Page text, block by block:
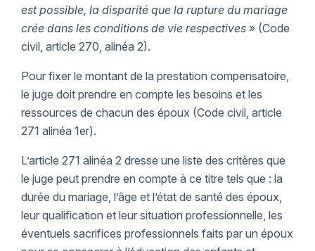
est possible, la disparité que la rupture du mariage
crée dans les conditions de vie respectives» (Code
civil, article 270, alinéa 2).
Pour fixer le montant de la prestation compensatoire,
le juge doit prendre en compte les besoins et les
ressources de chacun des époux (Code civil, article
271 alinéa 1er).
L’article 271 alinéa 2 dresse une liste des critères que
le juge peut prendre en compte à ce titre tels que : la
durée du mariage, l’âge et l’état de santé des époux,
leur qualification et leur situation professionnelle, les
éventuels sacrifices professionnels faits par un époux